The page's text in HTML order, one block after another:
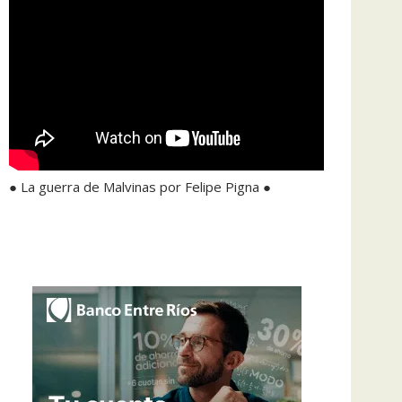
● La guerra de Malvinas por Felipe Pigna ●